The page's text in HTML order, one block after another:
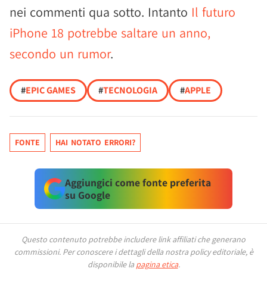
nei commenti qua sotto. Intanto Il futuro
iPhone 18 potrebbe saltare un anno,
secondo un rumor.
#EPIC GAMES #TECNOLOGIA #APPLE
FONTE HAI NOTATO ERRORI?
Aggiungici come fonte preferita
su Google
Questo contenuto potrebbe includere link affiliati che generano
commissioni. Per conoscere i dettagli della nostra policy editoriale, è
disponibile la pagina etica.